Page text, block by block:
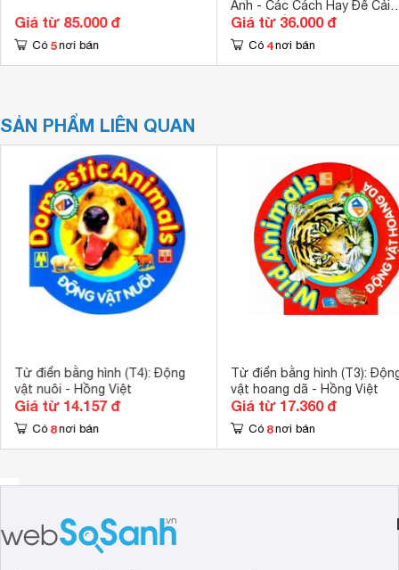
Giá từ 85.000 đ
Có 5 nơi bán
Anh - Các Cách Hay Để Cải
Thiện Tiếng Anh
Giá từ 36.000 đ
Có 4 nơi bán
SẢN PHẨM LIÊN QUAN
Từ điển bằng hình (T4): Động
vật nuôi - Hồng Việt
Giá từ 14.157 đ
Có 8 nơi bán
Từ điển bằng hình (T3):
vật hoang dã - Hồng Việt
Giá từ 17.360 đ
Có 8 nơi bán